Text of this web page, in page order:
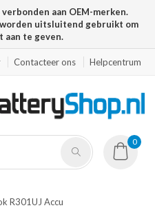
aan OEM-merken.
uitsluitend gebruikt om
te geven.
Contacteer ons Helpcentrum
0
R301UJ Accu